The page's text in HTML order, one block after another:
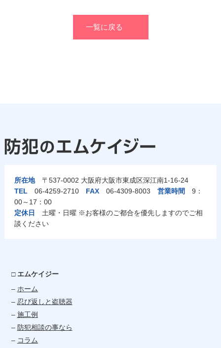
一覧に戻る
所在地〒537-0002 大阪府大阪市東成区深江南1-16-24
TEL 06-4259-2710 FAX06-4309-8003 営業時間
9：
00～17：00
定休日
土曜・日曜 ※お客様のご都合を優先しますのでご相
談ください
□ エムケイジー
– ホーム
– 忍び返しと盗聴器
– 施工例
– 防犯相談の事なら
– コラム